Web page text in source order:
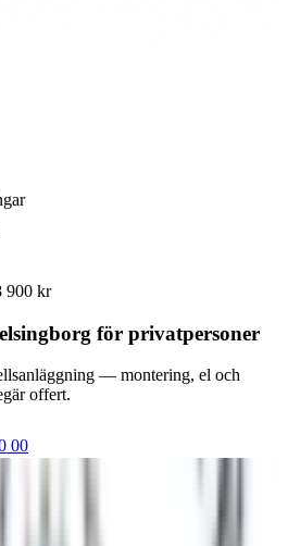
900 kr
för privatpersoner
— montering, el och
offert.
00